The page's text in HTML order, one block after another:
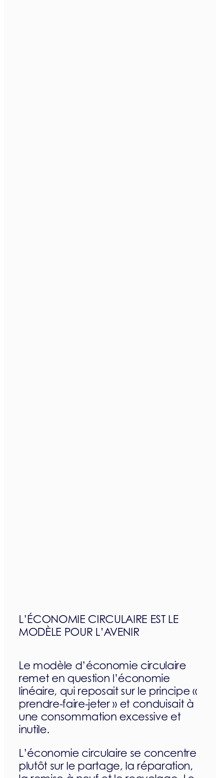
L’ÉCONOMIE CIRCULAIRE EST LE
MODÈLE POUR L’AVENIR
Le modèle d’économie circulaire
remet en question l’économie
linéaire, qui reposait sur le principe «
prendre-faire-jeter » et conduisait à
une consommation excessive et
inutile.
L’économie circulaire se concentre
plutôt sur le partage, la réparation,